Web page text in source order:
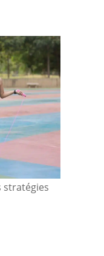
stratégies